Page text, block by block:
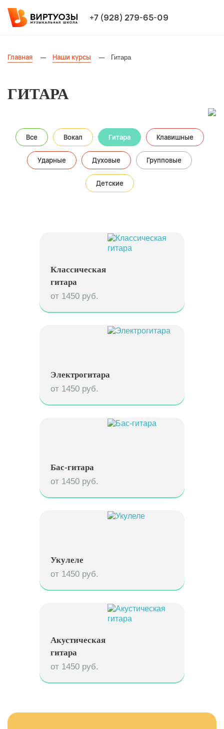
+7 (928) 279-65-09
Главная — Наши курсы — Гитара
ГИТАРА
Все Вокал Гитара Клавишные
Ударные Духовые Групповые
Детские
Классическая
гитара
от 1450 руб.
Электрогитара
от 1450 руб.
Бас-гитара
от 1450 руб.
Укулеле
от 1450 руб.
Акустическая
гитара
от 1450 руб.